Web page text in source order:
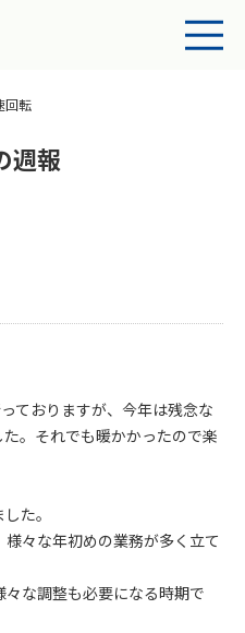
回転
週報
ておりますが、今年は残念な
。それでも暖かかったので楽
た。
々な年初めの業務が多く立て
な調整も必要になる時期で